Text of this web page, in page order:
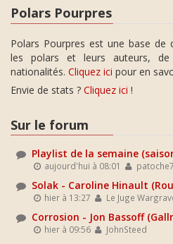
Polars Pourpres
Polars Pourpres est une base de
les polars et leurs auteurs,
nationalités. Cliquez ici pour en
Envie de stats ? Cliquez ici !
Sur le forum
Playlist de la semaine
aujourd'hui à 08:01
Solak - Caroline Hinault
hier à 13:27 Le Juge
Corrosion - Jon Bassoff
hier à 09:56 JohnSteed